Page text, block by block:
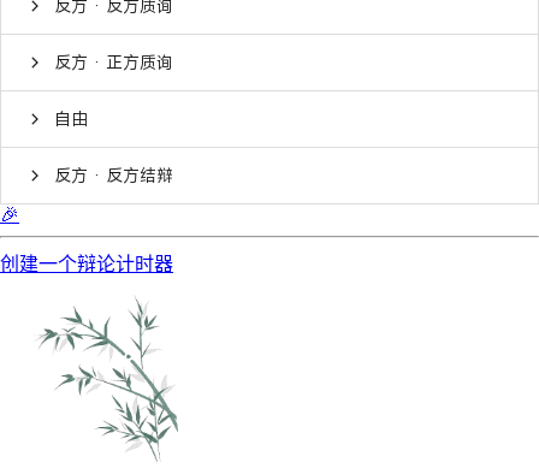
反方 · 反方质询
反方 · 正方质询
自由
反方 · 反方结辩
🎉
创建一个辩论计时器